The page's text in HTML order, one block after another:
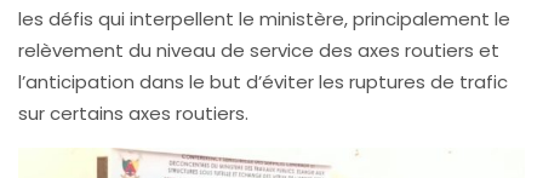
les défis qui interpellent le ministère, principalement le
relèvement du niveau de service des axes routiers et
l’anticipation dans le but d’éviter les ruptures de trafic
sur certains axes routiers.